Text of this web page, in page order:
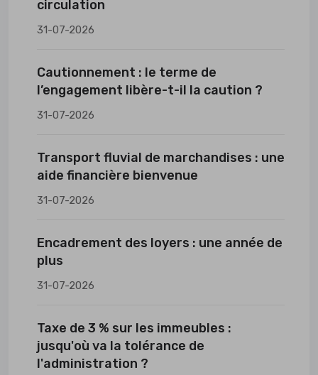
circulation
31-07-2026
Cautionnement : le terme de
l’engagement libère-t-il la caution ?
31-07-2026
Transport fluvial de marchandises : une
aide financière bienvenue
31-07-2026
Encadrement des loyers : une année de
plus
31-07-2026
Taxe de 3 % sur les immeubles :
jusqu'où va la tolérance de
l'administration ?